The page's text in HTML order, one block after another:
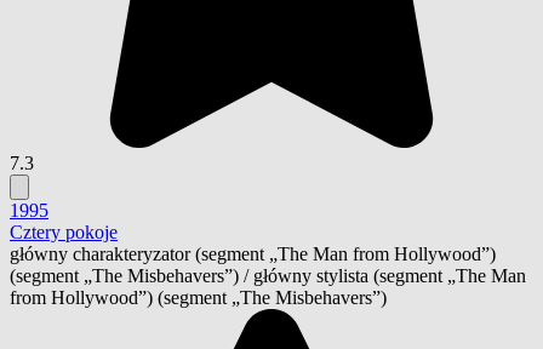
7.3
1995
Cztery pokoje
główny charakteryzator(segment „The Man from Hollywood”)
(segment „The Misbehavers”) / główny stylista (segment „The Man
from Hollywood”) (segment „The Misbehavers”)